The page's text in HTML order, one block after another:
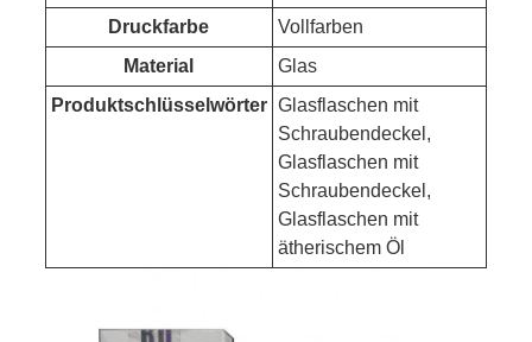
Druckfarbe
Vollfarben
Material
Glas
Produktschlüsselwörter Glasflaschen mit
Schraubendeckel,
Glasflaschen mit
Schraubendeckel,
Glasflaschen mit
ätherischem Öl